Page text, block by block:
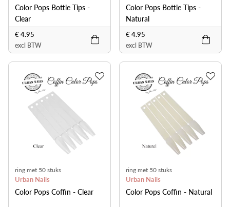
Color Pops Bottle Tips -
Clear
€ 4.95
excl BTW
Color Pops Bottle Tips -
Natural
€ 4.95
excl BTW
ring met 50 stuks
Urban Nails
Color Pops Coffin - Clear
ring met 50 stuks
Urban Nails
Color Pops Coffin - Natural